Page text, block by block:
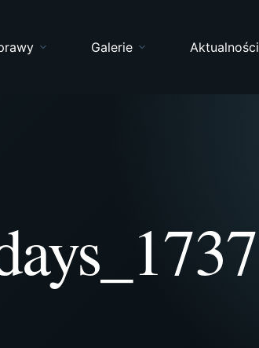
Galerie Aktualności